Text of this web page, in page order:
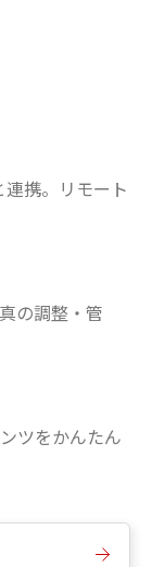
携。リモート
の調整・管
ツをかんたん